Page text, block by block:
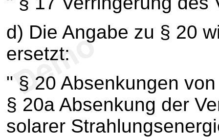
d) Die Angabe zu § 20
ersetzt:
" § 20 Absenkungen
§ 20a Absenkung der
solarer